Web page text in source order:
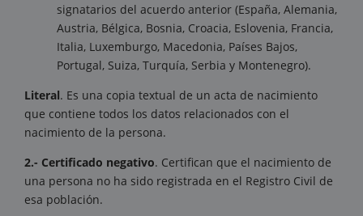
signatarios del acuerdo anterior (España, Alemania,
Austria, Bélgica, Bosnia, Croacia, Eslovenia, Francia,
Italia, Luxemburgo, Macedonia, Países Bajos,
Portugal, Suiza, Turquía, Serbia y Montenegro).
Literal. Es una copia textual de un acta de nacimiento
que contiene todos los datos relacionados con el
nacimiento de la persona.
2.- Certificado negativo. Certifican que el nacimiento de
una persona no ha sido registrada en el Registro Civil de
esa población.